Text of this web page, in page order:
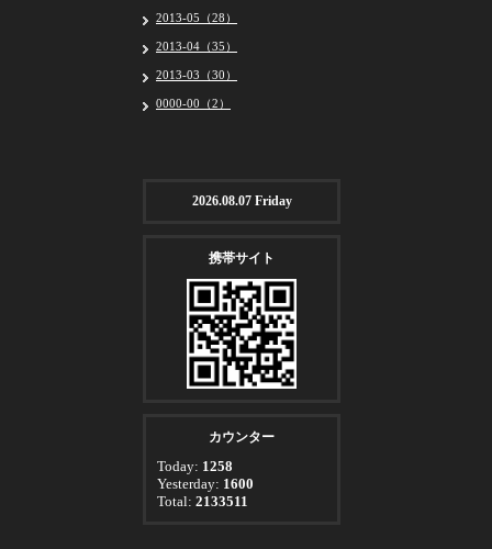
2013-05（28）
2013-04（35）
2013-03（30）
0000-00（2）
2026.08.07 Friday
携帯サイト
カウンター
Today: 1258
Yesterday: 1600
Total: 2133511